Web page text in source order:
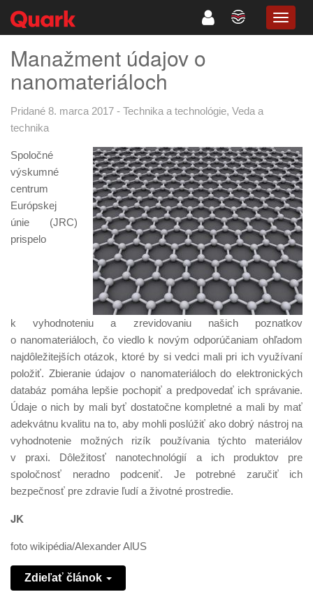
Manažment údajov o
nanomateriáloch
Pridané 8. marca 2017 - Technika a technológie, Veda a
technika
Spoločné
výskumné
centrum
Európskej
únie (JRC)
prispelo
k vyhodnoteniu a zrevidovaniu našich poznatkov
o nanomateriáloch, čo viedlo k novým odporúčaniam ohľadom
najdôležitejších otázok, ktoré by si vedci mali pri ich využívaní
položiť. Zbieranie údajov o nanomateriáloch do elektronických
databáz pomáha lepšie pochopiť a predpovedať ich správanie.
Údaje o nich by mali byť dostatočne kompletné a mali by mať
adekvátnu kvalitu na to, aby mohli poslúžiť ako dobrý nástroj na
vyhodnotenie možných rizík používania týchto materiálov
v praxi. Dôležitosť nanotechnológií a ich produktov pre
spoločnosť neradno podceniť. Je potrebné zaručiť ich
bezpečnosť pre zdravie ľudí a životné prostredie.
JK
foto wikipédia/Alexander AlUS
Zdieľať článok